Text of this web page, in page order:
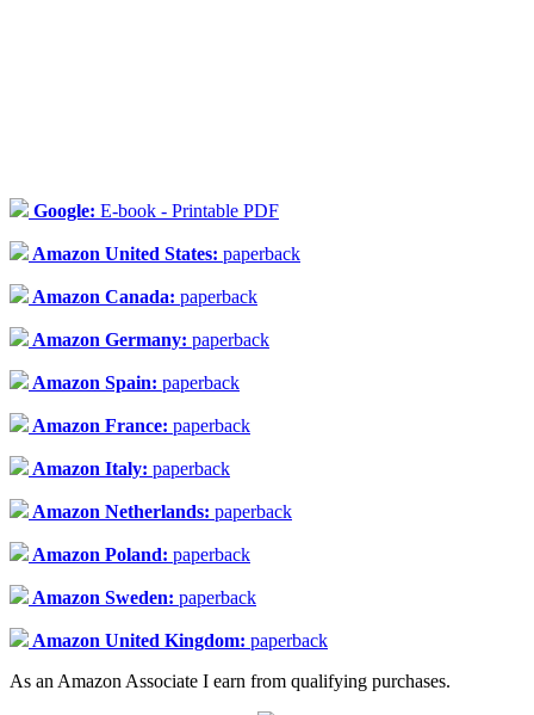
Google: E-book - Printable PDF
Amazon United States: paperback
Amazon Canada: paperback
Amazon Germany: paperback
Amazon Spain: paperback
Amazon France: paperback
Amazon Italy: paperback
Amazon Netherlands: paperback
Amazon Poland: paperback
Amazon Sweden: paperback
Amazon United Kingdom: paperback
As an Amazon Associate I earn from qualifying purchases.